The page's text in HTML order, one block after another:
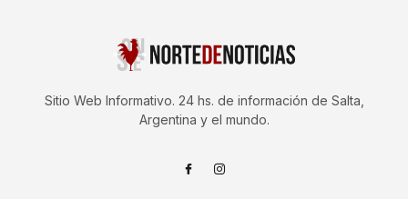
Sitio Web Informativo. 24 hs. de información de Salta,
Argentina y el mundo.